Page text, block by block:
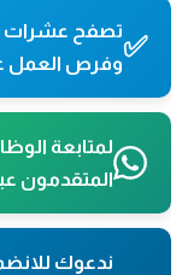
✅تصفح عشرات
وفرص العمل
لمتابعة
المتقدمون
ندعوك